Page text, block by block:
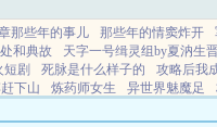
那些年的事儿 那些年的情窦炸开
和典故 天字一号缉灵组by夏汭生
剧 死脉是什么样子的 攻略后我
下山 炼药师女生 异世界魅魔足